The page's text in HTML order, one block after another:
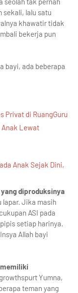
sekali, lalu satu
khawatir tidak
bekerja pun
bayi, ada beberapa
Privat di RuangGuru
Anak Lewat
Anak Sejak Dini,
diproduksinya
lapar. Jika masih
ASI pada
setiap harinya.
Allah bayi
Yumna,
teman yang